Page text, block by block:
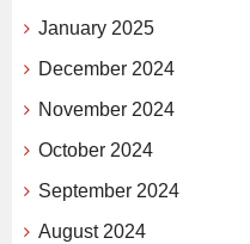
January 2025
December 2024
November 2024
October 2024
September 2024
August 2024